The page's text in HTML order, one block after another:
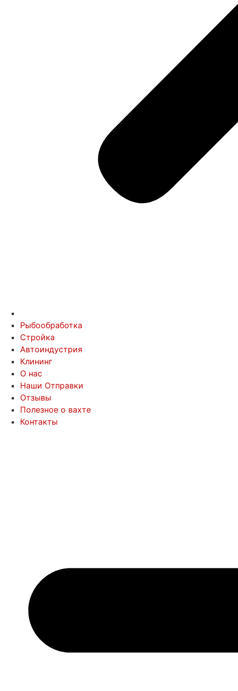
Рыбообработка
Стройка
Автоиндустрия
Клининг
О нас
Наши Отправки
Отзывы
Полезное о вахте
Контакты